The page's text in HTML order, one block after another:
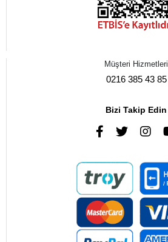
Müşteri Hizmetleri
0216 385 43 85
Bizi Takip Edin